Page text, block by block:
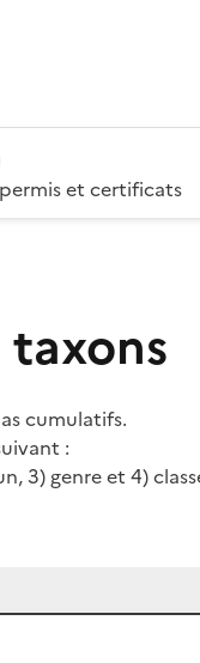
et certificats
taxons
cumulatifs.
:
3) genre et 4)